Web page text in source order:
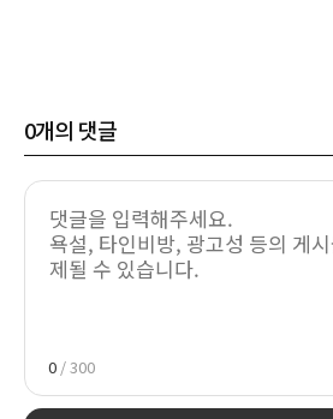
0개의 댓글
0 / 300